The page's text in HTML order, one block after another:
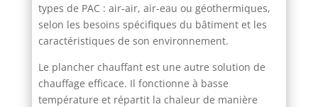
types de PAC : air-air, air-eau ou géothermiques,
selon les besoins spécifiques du bâtiment et les
caractéristiques de son environnement.
Le plancher chauffant est une autre solution de
chauffage efficace. Il fonctionne à basse
température et répartit la chaleur de manière